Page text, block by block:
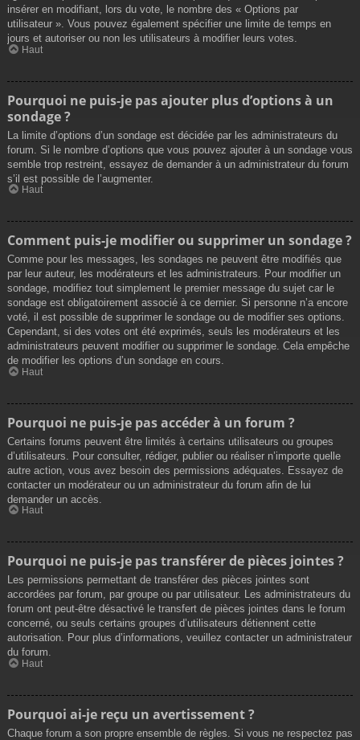
insérer en modifiant, lors du vote, le nombre des « Options par
utilisateur ». Vous pouvez également spécifier une limite de temps en
jours et autoriser ou non les utilisateurs à modifier leurs votes.
Haut
Pourquoi ne puis-je pas ajouter plus d’options à un
sondage ?
La limite d’options d’un sondage est décidée par les administrateurs du
forum. Si le nombre d’options que vous pouvez ajouter à un sondage vous
semble trop restreint, essayez de demander à un administrateur du forum
s’il est possible de l’augmenter.
Haut
Comment puis-je modifier ou supprimer un sondage ?
Comme pour les messages, les sondages ne peuvent être modifiés que
par leur auteur, les modérateurs et les administrateurs. Pour modifier un
sondage, modifiez tout simplement le premier message du sujet car le
sondage est obligatoirement associé à ce dernier. Si personne n’a encore
voté, il est possible de supprimer le sondage ou de modifier ses options.
Cependant, si des votes ont été exprimés, seuls les modérateurs et les
administrateurs peuvent modifier ou supprimer le sondage. Cela empêche
de modifier les options d’un sondage en cours.
Haut
Pourquoi ne puis-je pas accéder à un forum ?
Certains forums peuvent être limités à certains utilisateurs ou groupes
d’utilisateurs. Pour consulter, rédiger, publier ou réaliser n’importe quelle
autre action, vous avez besoin des permissions adéquates. Essayez de
contacter un modérateur ou un administrateur du forum afin de lui
demander un accès.
Haut
Pourquoi ne puis-je pas transférer de pièces jointes ?
Les permissions permettant de transférer des pièces jointes sont
accordées par forum, par groupe ou par utilisateur. Les administrateurs du
forum ont peut-être désactivé le transfert de pièces jointes dans le forum
concerné, ou seuls certains groupes d’utilisateurs détiennent cette
autorisation. Pour plus d’informations, veuillez contacter un administrateur
du forum.
Haut
Pourquoi ai-je reçu un avertissement ?
Chaque forum a son propre ensemble de règles. Si vous ne respectez pas